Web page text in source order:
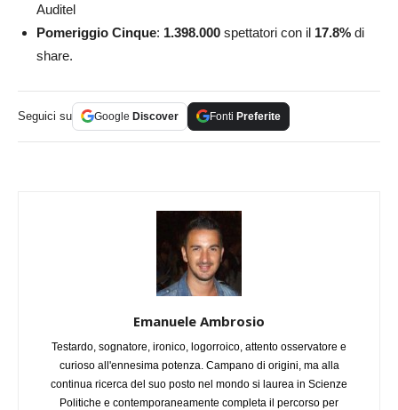
Auditel
Pomeriggio Cinque: 1.398.000 spettatori con il 17.8% di
share.
Seguici su Google Discover Fonti Preferite
Emanuele Ambrosio
Testardo, sognatore, ironico, logorroico, attento osservatore e
curioso all'ennesima potenza. Campano di origini, ma alla
continua ricerca del suo posto nel mondo si laurea in Scienze
Politiche e contemporaneamente completa il percorso per